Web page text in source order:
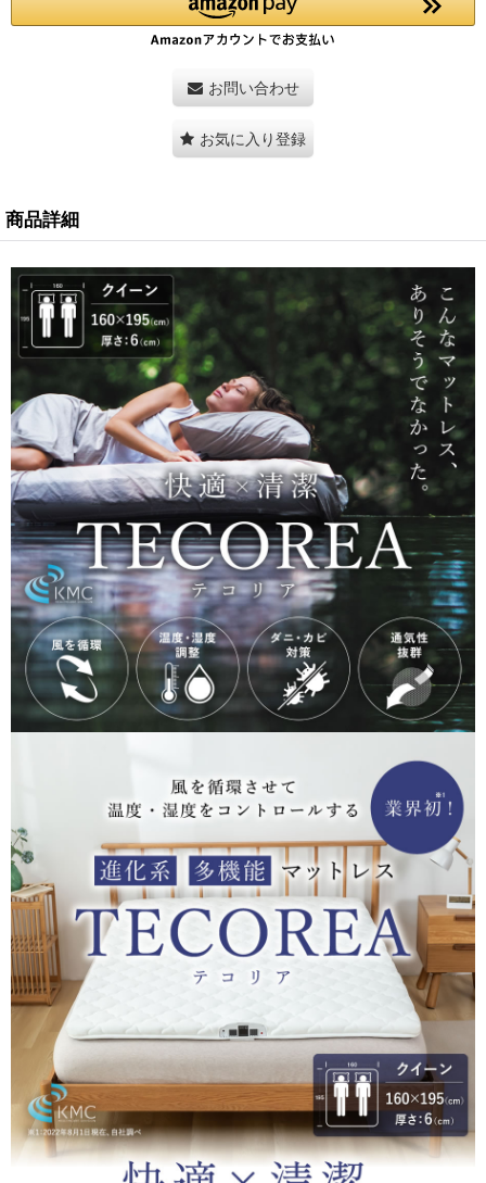
お問い合わせ
お気に入り登録
商品詳細